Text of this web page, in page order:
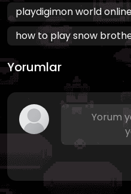
playdigimon world
how to play snow
Yorumlar
Yorum